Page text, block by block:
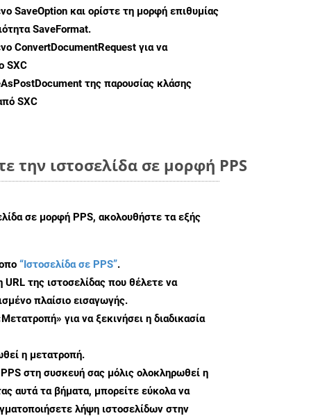
SaveOption και ορίστε τη μορφή επιθυμίας
SaveFormat.
ConvertDocumentRequest για να
SXC
της παρουσίας κλάσης
SXC
την ιστοσελίδα σε μορφή PPS
σε μορφή PPS, ακολουθήστε τα εξής
“Ιστοσελίδα σε PPS”.
URL της ιστοσελίδας που θέλετε να
πλαίσιο εισαγωγής.
για να ξεκινήσει η διαδικασία
η μετατροπή.
στη συσκευή σας μόλις ολοκληρωθεί η
αυτά τα βήματα, μπορείτε εύκολα να
λήψη ιστοσελίδων στην